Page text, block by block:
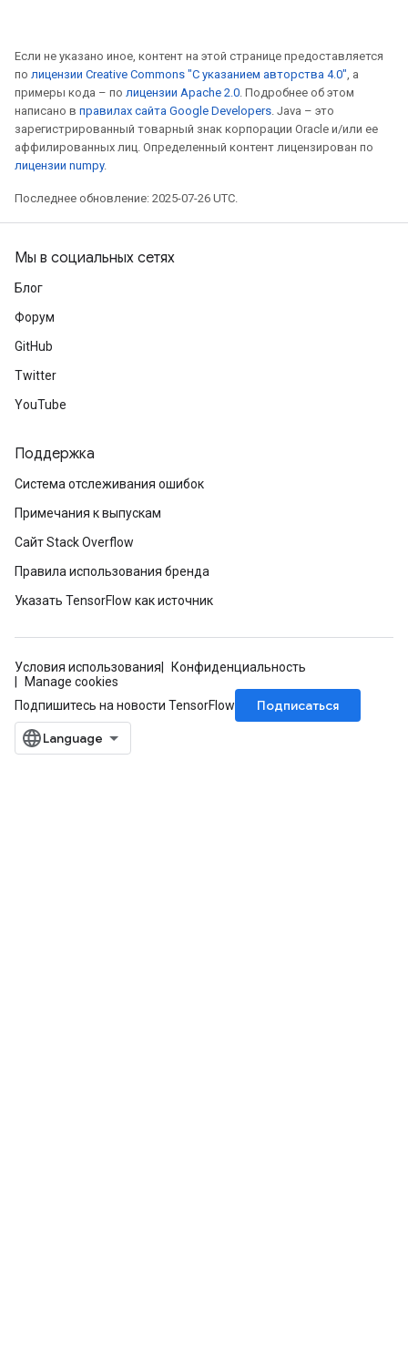
Если не указано иное, контент на этой странице предоставляется
по лицензии Creative Commons "С указанием авторства 4.0", а
примеры кода – по лицензии Apache 2.0. Подробнее об этом
написано в правилах сайта Google Developers. Java – это
зарегистрированный товарный знак корпорации Oracle и/или ее
аффилированных лиц. Определенный контент лицензирован по
лицензии numpy.
Последнее обновление: 2025-07-26 UTC.
Мы в социальных сетях
Блог
Форум
GitHub
Twitter
YouTube
Поддержка
Система отслеживания ошибок
Примечания к выпускам
Сайт Stack Overflow
Правила использования бренда
Указать TensorFlow как источник
Условия использования
Конфиденциальность
Manage cookies
Подпишитесь на новости TensorFlow
Подписаться